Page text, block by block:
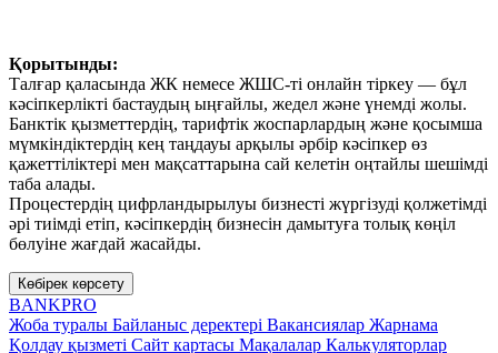
Қорытынды:
Талғар қаласында ЖК немесе ЖШС-ті онлайн тіркеу — бұл
кәсіпкерлікті бастаудың ыңғайлы, жедел және үнемді жолы.
Банктік қызметтердің, тарифтік жоспарлардың және қосымша
мүмкіндіктердің кең таңдауы арқылы әрбір кәсіпкер өз
қажеттіліктері мен мақсаттарына сай келетін оңтайлы шешімді
таба алады.
Процестердің цифрландырылуы бизнесті жүргізуді қолжетімді
әрі тиімді етіп, кәсіпкердің бизнесін дамытуға толық көңіл
бөлуіне жағдай жасайды.
Көбірек көрсету
BANKPRO
Жоба туралы Байланыс деректері Вакансиялар Жарнама
Қолдау қызметі Сайт картасы Мақалалар Калькуляторлар